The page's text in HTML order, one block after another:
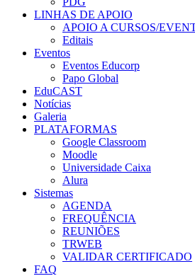
LINHAS DE APOIO
APOIO A CURSOS/
Editais
Eventos
Eventos Educorp
Papo Global
EduCAST
Notícias
Galeria
PLATAFORMAS
Google Classroom
Moodle
Universidade Caixa
Alura
Sistemas
AGENDA
FREQUÊNCIA
REUNIÕES
TRWEB
VALIDAR CERTIFICADO
FAQ